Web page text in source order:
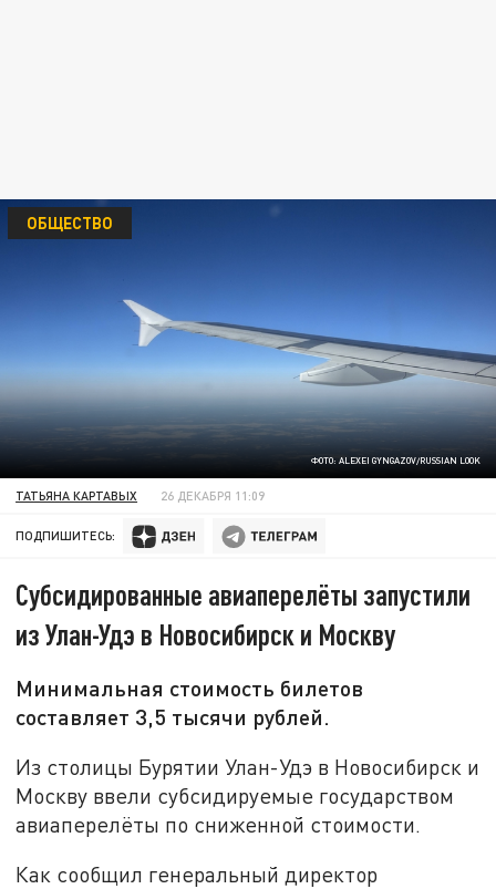
ФОТО: ALEXEI GYNGAZOV/RUSSIAN LOOK
ОБЩЕСТВО
ТАТЬЯНА КАРТАВЫХ 26 ДЕКАБРЯ 11:09
ПОДПИШИТЕСЬ:
Субсидированные авиаперелёты запустили
из Улан-Удэ в Новосибирск и Москву
Минимальная стоимость билетов
составляет 3,5 тысячи рублей.
Из столицы Бурятии Улан-Удэ в Новосибирск и
Москву ввели субсидируемые государством
авиаперелёты по сниженной стоимости.
Как сообщил генеральный директор